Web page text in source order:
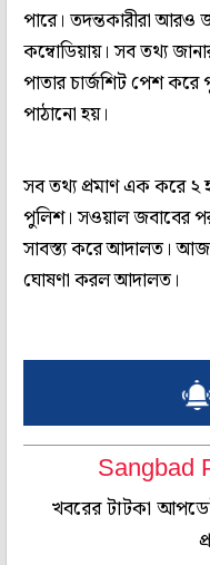
পারে। তদন্তকারীরা আরও
কম্বোডিয়ায়। সব তথ্য
পাতার চার্জশিট পেশ
পাঠানো হয়।
সব তথ্য প্রমাণ এক করে ২
পুলিশ। সওয়াল জবাবের
সাবস্ত্য করে আদালত। আজ,
ঘোষণা করল আদালত।
Sangbad
খবরের টাটকা